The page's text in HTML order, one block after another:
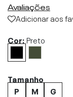
Avaliações
Adicionar aos
Cor:Preto
Tamanho
P
M G